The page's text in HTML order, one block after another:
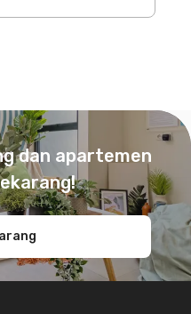
dan apartemen